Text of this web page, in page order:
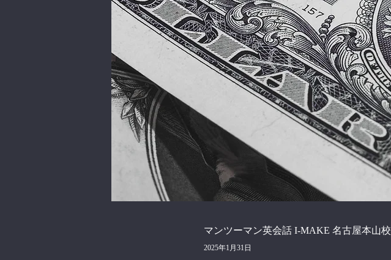
マンツーマン英会話 I-MAKE 名古屋本山校
2025年1月31日